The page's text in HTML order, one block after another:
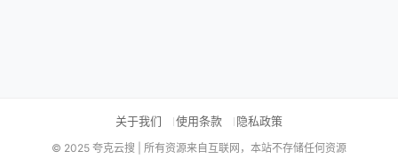
关于我们 使用条款 隐私政策
© 2025 夸克云搜 | 所有资源来自互联网，本站不存储任何资源